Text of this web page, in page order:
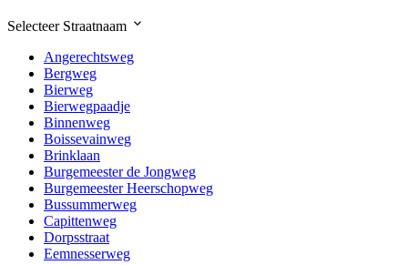
SelecteerStraatnaam
Angerechtsweg
Bergweg
Bierweg
Bierwegpaadje
Binnenweg
Boissevainweg
Brinklaan
Burgemeester de Jongweg
Burgemeester Heerschopweg
Bussummerweg
Capittenweg
Dorpsstraat
Eemnesserweg